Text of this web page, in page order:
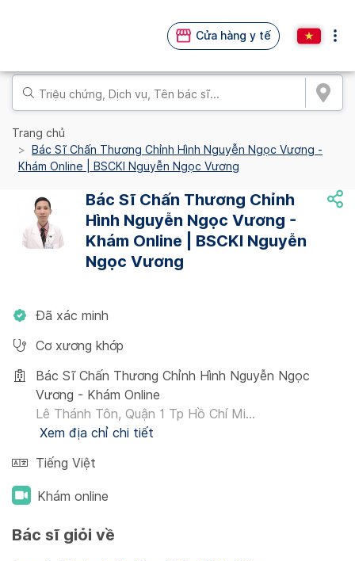
Cửa hàng y tế
Trang chủ
Bác Sĩ Chấn Thương Chỉnh Hình Nguyễn Ngọc Vương -
Khám Online | BSCKI Nguyễn Ngọc Vương
Bác Sĩ Chấn Thương Chỉnh
Hình Nguyễn Ngọc Vương -
Khám Online | BSCKI Nguyễn
Ngọc Vương
Đã xác minh
Cơ xương khớp
Bác Sĩ Chấn Thương Chỉnh Hình Nguyễn Ngọc
Vương - Khám Online
Lê Thánh Tôn, Quận 1 Tp Hồ Chí Mi...
Xem địa chỉ chi tiết
Tiếng Việt
Khám online
Bác sĩ giỏi về